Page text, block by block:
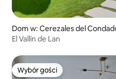
Dom w: Cerezales del
El Vallín de Lan
Wybór gości
Wybór gości